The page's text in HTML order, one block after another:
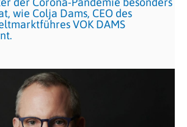
wie Colja Dams, CEO des
VOK DAMS